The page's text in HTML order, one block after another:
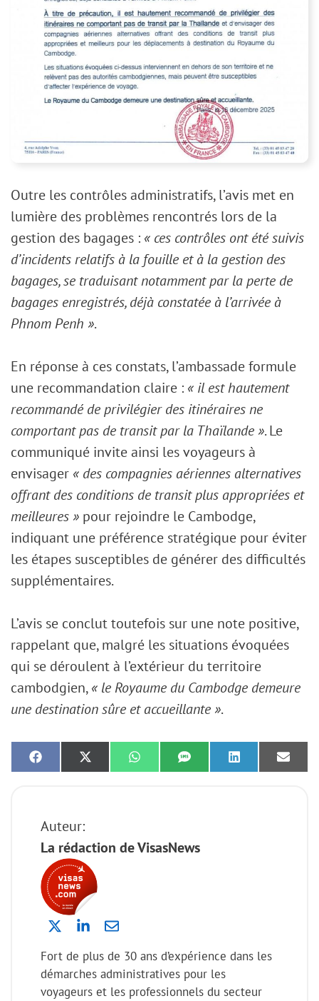
Outre les contrôles administratifs, l’avis met en
lumière des problèmes rencontrés lors de la
gestion des bagages : « ces contrôles ont été suivis
d’incidents relatifs à la fouille et à la gestion des
bagages, se traduisant notamment par la perte de
bagages enregistrés, déjà constatée à l’arrivée à
Phnom Penh ».
En réponse à ces constats, l’ambassade formule
une recommandation claire : « il est hautement
recommandé de privilégier des itinéraires ne
comportant pas de transit par la Thaïlande ». Le
communiqué invite ainsi les voyageurs à
envisager « des compagnies aériennes alternatives
offrant des conditions de transit plus appropriées et
meilleures » pour rejoindre le Cambodge,
indiquant une préférence stratégique pour éviter
les étapes susceptibles de générer des difficultés
supplémentaires.
L’avis se conclut toutefois sur une note positive,
rappelant que, malgré les situations évoquées
qui se déroulent à l’extérieur du territoire
cambodgien,« le Royaume du Cambodge demeure
une destination sûre et accueillante ».
Share
on
Share
on
Share
on
Share
on
Share
on
Share
on
Auteur:
La rédaction de VisasNews
Fort de plus de 30 ans d’expérience dans les
démarches administratives pour les
voyageurs et les professionnels du secteur